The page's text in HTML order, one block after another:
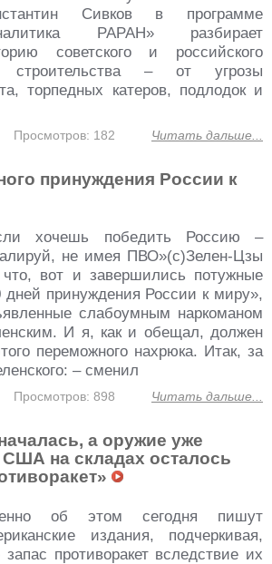
Сивков в программе
РАРАН» разбирает
советского и российского
строительства – от угрозы
торпедных катеров, подлодок и
Читать дальше...
Просмотров: 182
принуждения России к
хочешь победить Россию –
не имея ПВО»(с)Зелен-Цзы
вот и завершились потужные
дней принуждения России к миру»,
слабоумным наркоманом
И я, как и обещал, должен
переможного нахрюка. Итак, за
– сменил
Читать дальше...
Просмотров: 898
а оружие уже
на складах осталось
об этом сегодня пишут
издания, подчеркивая,
запас противоракет вследствие их